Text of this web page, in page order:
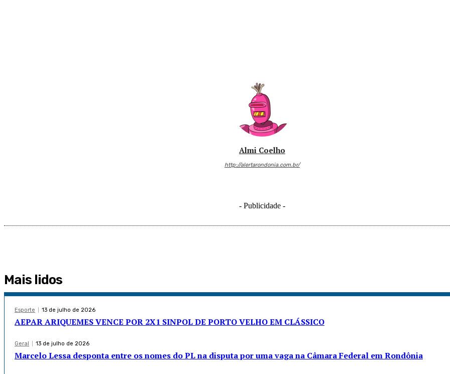
Almi Coelho
http://alertarondonia.com.br/
- Publicidade -
Mais lidos
Esporte 13 de julho de 2026
AEPAR ARIQUEMES VENCE POR 2X1 SINPOL DE PORTO VELHO EM CLÁSSICO
Geral 13 de julho de 2026
Marcelo Lessa desponta entre os nomes do PL na disputa por uma vaga na Câmara Federal em Rondônia